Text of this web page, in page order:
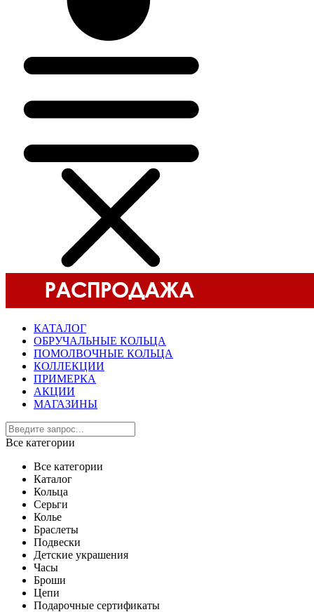
КАТАЛОГ
ОБРУЧАЛЬНЫЕ КОЛЬЦА
ПОМОЛВОЧНЫЕ КОЛЬЦА
КОЛЛЕКЦИИ
ПРИМЕРКА
АКЦИИ
МАГАЗИНЫ
Все категории
Все категории
Каталог
Кольца
Серьги
Колье
Браслеты
Подвески
Детские украшения
Часы
Броши
Цепи
Подарочные сертификаты